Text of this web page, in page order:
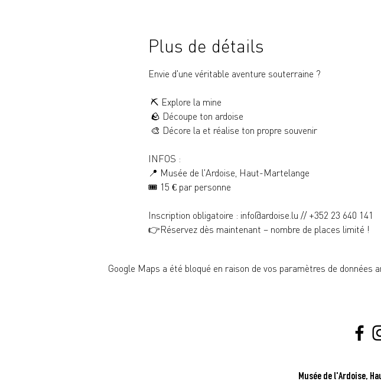
Plus de détails
Envie d'une véritable aventure souterraine ?
⛏️ Explore la mine
🪨 Découpe ton ardoise
🎨 Décore la et réalise ton propre souvenir
INFOS :
📍 Musée de l'Ardoise, Haut-Martelange
🎟️ 15 € par personne
Inscription obligatoire : info@ardoise.lu // +352 23 640 141
👉Réservez dès maintenant – nombre de places limité !
Google Maps a été bloqué en raison de vos paramètres de données
Musée de l'Ardoise,